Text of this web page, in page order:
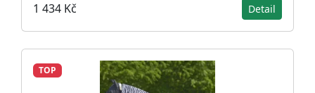
1 434 Kč Detail
TOP